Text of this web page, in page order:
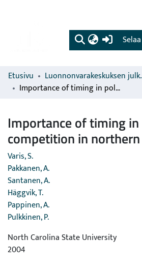
Etusivu
Importance of timing in pollen competition in northern Scots pine
Importance of timing
competition in
Varis, S.
Pakkanen, A.
Santanen, A.
Häggvik, T.
Pappinen, A.
Pulkkinen, P.
North Carolina State University
2004